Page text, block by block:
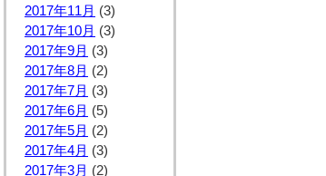
2017年11月 (3)
2017年10月 (3)
2017年9月 (3)
2017年8月 (2)
2017年7月 (3)
2017年6月 (5)
2017年5月 (2)
2017年4月 (3)
2017年3月 (2)